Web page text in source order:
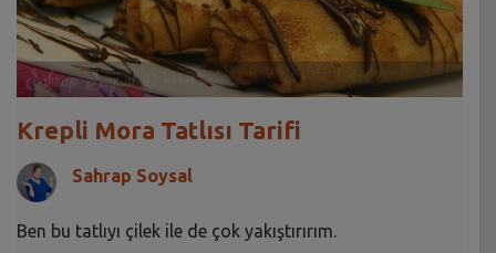
Krepli Mora Tatlısı Tarifi
Sahrap Soysal
Ben bu tatlıyı çilek ile de çok yakıştırırım.